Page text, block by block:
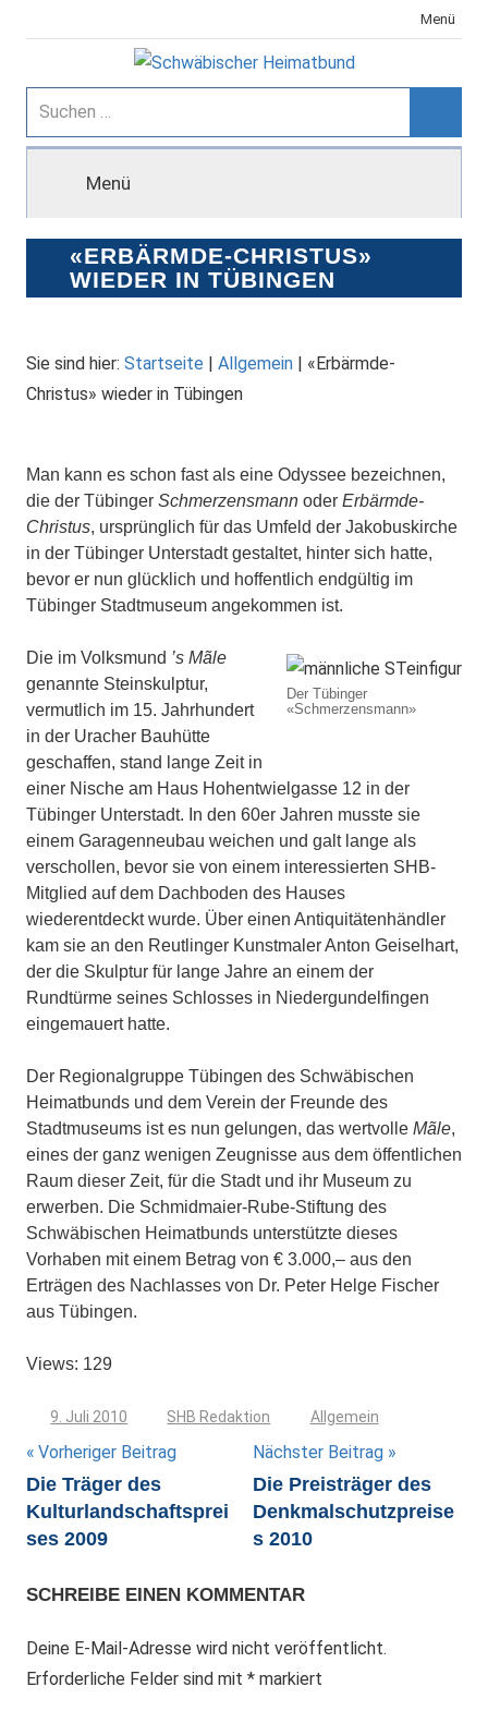
Inhalt
Menü
Schwäbischer
Heimatbund
Suchen
nach:
Menü
«ERBÄRMDE-CHRISTUS»
WIEDER IN TÜBINGEN
Sie sind hier: Startseite | Allgemein | «Erbärmde-
Christus» wieder in Tübingen
Man kann es schon fast als eine Odyssee bezeichnen,
die der Tübinger Schmerzensmann oder Erbärmde-
Christus, ursprünglich für das Umfeld der Jakobuskirche
in der Tübinger Unterstadt gestaltet, hinter sich hatte,
bevor er nun glücklich und hoffentlich endgültig im
Tübinger Stadtmuseum angekommen ist.
Der Tübinger
«Schmerzensmann»
Die im Volksmund ’s Mãle
genannte Steinskulptur,
vermutlich im 15. Jahrhundert
in der Uracher Bauhütte
geschaffen, stand lange Zeit in
einer Nische am Haus Hohentwielgasse 12 in der
Tübinger Unterstadt. In den 60er Jahren musste sie
einem Garagenneubau weichen und galt lange als
verschollen, bevor sie von einem interessierten SHB-
Mitglied auf dem Dachboden des Hauses
wiederentdeckt wurde. Über einen Antiquitätenhändler
kam sie an den Reutlinger Kunstmaler Anton Geiselhart,
der die Skulptur für lange Jahre an einem der
Rundtürme seines Schlosses in Niedergundelfingen
eingemauert hatte.
Der Regionalgruppe Tübingen des Schwäbischen
Heimatbunds und dem Verein der Freunde des
Stadtmuseums ist es nun gelungen, das wertvolle Mãle,
eines der ganz wenigen Zeugnisse aus dem öffentlichen
Raum dieser Zeit, für die Stadt und ihr Museum zu
erwerben. Die Schmidmaier-Rube-Stiftung des
Schwäbischen Heimatbunds unterstützte dieses
Vorhaben mit einem Betrag von € 3.000,– aus den
Erträgen des Nachlasses von Dr. Peter Helge Fischer
aus Tübingen.
Views: 129
9. Juli 2010 SHB Redaktion Allgemein
Beitragsnavigation
Vorheriger Beitrag
Die Träger des
Kulturlandschaftsprei
ses 2009
Nächster Beitrag
Die Preisträger des
Denkmalschutzpreise
s 2010
SCHREIBE EINEN KOMMENTAR
Deine E-Mail-Adresse wird nicht veröffentlicht.
Erforderliche Felder sind mit * markiert